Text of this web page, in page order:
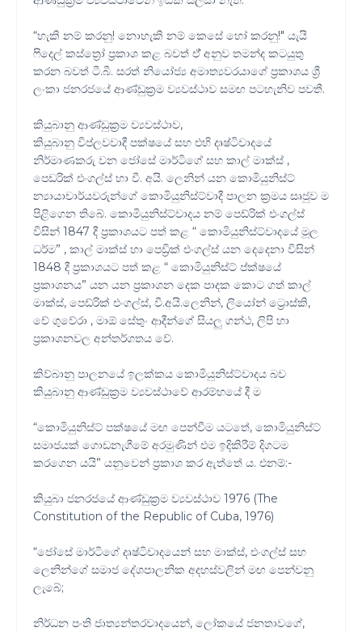
“හැකි නම් කරනු! නොහැකි නම් කෙසේ හෝ කරනු!" යැයි
ෆිදෙල් කස්ත්‍රෝ ප්‍රකාශ කළ බවත් ඒ් අනුව තමන්ද කටයුතු
කරන බවත් ටී.බී. සරත් නියෝජ්‍ය අමාත්‍යවරයාගේ ප්‍රකාශය ශ්‍රී
ලංකා ජනරජයේ ආණ්ඩුක්‍රම ව්‍යවස්ථාව සමඟ පටහැනිව පවතී.
කියුබානු ආණ්ඩුක්‍රම ව්‍යවස්ථාව,
කියුබානු විප්ලවවාදී පක්ෂයේ සහ එහි දෘෂ්ටිවාදයේ
නිර්මාණකරු වන ජෝසේ මාර්ටිගේ සහ කාල් මාක්ස් ,
පෙඩරික් එංගල්ස් හා වී. අයි. ලෙනින් යන කොමියුනිස්ට්
න්‍යායාචාර්යවරුන්ගේ කොමියුනිස්ට්වාදී පාලන ක්‍රමය සෘජුව ම
පිළිගෙන තිබේ. කොමියුනිස්ට්වාදය නම් පෙඩ්රික් එංගල්ස්
විසින් 1847 දී ප්‍රකාශයට පත් කළ “ කොමියුනිස්ට්වාදයේ මූල
ධර්ම” , කාල් මාක්ස් හා පෙඩ්‍රික් එංගල්ස් යන දෙදෙනා විසින්
1848 දී ප්‍රකාශයට පත් කළ “ කොමියුනිස්ට් ප්ක්ෂයේ
ප්‍රකාශනය” යන යන ප්‍රකාශන දෙක පාදක කොට ගත් කාල්
මාක්ස්, පෙඩ්රික් එංගල්ස්, වී.අයි.ලෙනින්, ලියෝන් ට්‍රොස්කි,
චේ ගුවේරා , මාඕ සේතුං ආදීන්ගේ සියලු ගන්ථ, ලිපි හා
ප්‍රකාශනවල අන්තර්ගතය වේ.
කිව්බානු පාලනයේ ඉලක්කය කොමියුනිස්ට්වාදය බව
කියුබානු ආණ්ඩුක්‍රම ව්‍යවස්ථාවේ ආරම්භයේ දී ම
“කොමියුනිස්ට් පක්ෂයේ මඟ පෙන්වීම යටතේ, කොමියුනිස්ට්
සමාජයක් ගොඩනැගීමේ අරමුණින් එම ඉදිකිරීම් දිගටම
කරගෙන යයි” යනුවෙන් ප්‍රකාශ කර ඇත්තේ ය. එනම්:-
කියුබා ජනරජයේ ආණ්ඩුක්‍රම ව්‍යවස්ථාව 1976 (The
Constitution of the Republic of Cuba, 1976)
“ජෝසේ මාර්ටිගේ දෘෂ්ටිවාදයෙන් සහ මාක්ස්, එංගල්ස් සහ
ලෙනින්ගේ සමාජ දේශපාලනික අදහස්වලින් මඟ පෙන්වනු
ලැබේ;
නිර්ධන පංති ජාත්‍යන්තරවාදයෙන්, ලෝකයේ ජනතාවගේ,